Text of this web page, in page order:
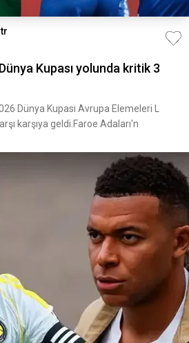
Kupası yolunda kritik 3
Dünya Kupası Avrupa Elemeleri L
karşıya geldi.Faroe Adaları'n